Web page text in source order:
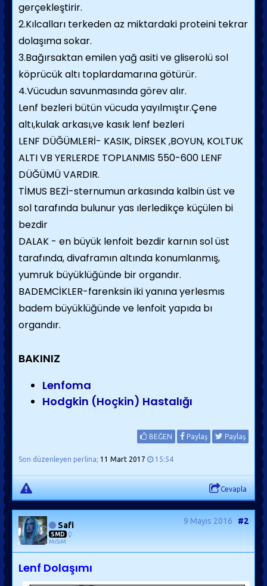
gerçekleştirir.
2.Kılcalları terkeden az miktardaki proteini tekrar
dolaşıma sokar.
3.Bağırsaktan emilen yağ asiti ve gliserolü sol
köprücük altı toplardamarına götürür.
4.Vücudun savunmasında görev alır.
Lenf bezleri bütün vücuda yayılmıştır.Çene
altı,kulak arkası,ve kasık lenf bezleri
LENF DÜĞÜMLERİ- KASIK, DİRSEK ,BOYUN, KOLTUK
ALTI VB YERLERDE TOPLANMIS 550-600 LENF
DÜĞÜMÜ VARDIR.
TİMUS BEZİ-sternumun arkasında kalbin üst ve
sol tarafında bulunur yas ılerledikçe küçülen bi
bezdir
DALAK - en büyük lenfoit bezdir karnın sol üst
tarafında, divaframın altında konumlanmış,
yumruk büyüklüğünde bir organdır.
BADEMCİKLER-farenksin iki yanına yerlesmıs
badem büyüklüğünde ve lenfoit yapıda bı
organdır.
BAKINIZ
Lenfoma
Hodgkin (Hoçkin) Hastalığı
BEĞEN Paylaş Paylaş
Son düzenleyen perlina; 11 Mart 2017 15:54
Cevapla
Safi
SMD
MiSiM
9 Mayıs 2016 #2
Lenf Dolaşımı